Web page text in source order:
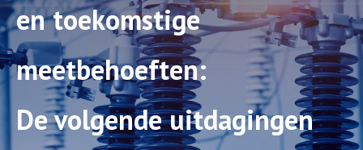
en toekomstige
meetbehoeften:
De volgende uitdagingen